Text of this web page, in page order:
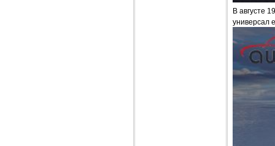
В августе
универсал